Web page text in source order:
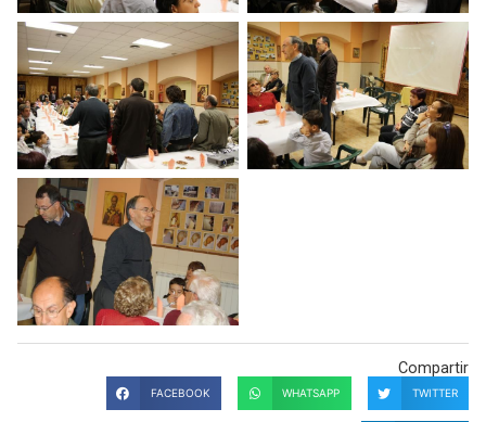
Compartir
FACEBOOK WHATSAPP TWITTER